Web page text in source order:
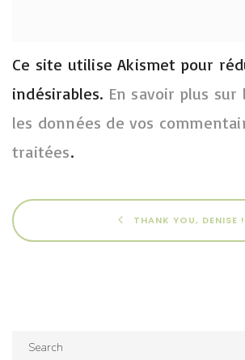
Ce site utilise Akismet pour
indésirables. En savoir plus
les données de vos
traitées.
THANK YOU, DENISE !